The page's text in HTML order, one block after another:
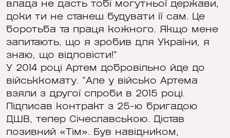
влада не дасть тобі могутньої держави,
доки ти не станеш будувати її сам. Це
боротьба та праця кожного. Якщо мене
запитають, що я зробив для України, я
знаю, що відповісти!"
У 2014 році Артем добровільно йде до
військкомату. "Але у військо Артема
взяли з другої спроби в 2015 році.
Підписав контракт з 25-ю бригадою
ДШВ, тепер Січеславською. Дістав
позивний «Тім». Був навідником,